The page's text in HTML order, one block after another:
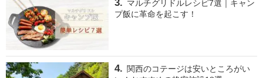
マルチグリドルレシピ7選｜キャン
プ飯に革命を起こす！
関西のコテージは安いところがい